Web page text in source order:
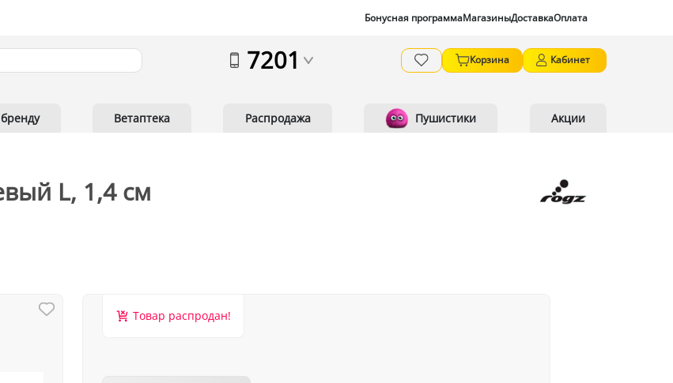
Бонусная программаМагазиныДоставкаОплата
7201 Корзина Кабинет
Ветаптека Распродажа Пушистики Акции
L, 1,4 см
Товар распродан!